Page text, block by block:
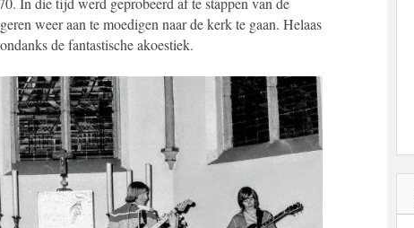
weer aan te moedigen naar de kerk te gaan. Helaas
de fantastische akoestiek.